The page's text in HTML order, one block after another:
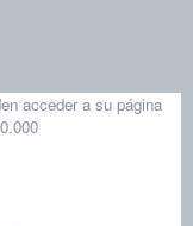
acceder a su página